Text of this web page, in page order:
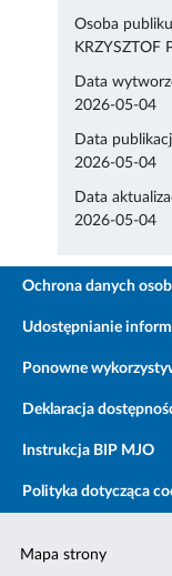
Osoba
KRZYSZTOF
Data
2026-05-04
Data
2026-05-04
Data
2026-05-04
Ochrona danych
Udostępnianie
Ponowne
Deklaracja
Instrukcja BIP MJO
Polityka dotycząca
Mapa strony